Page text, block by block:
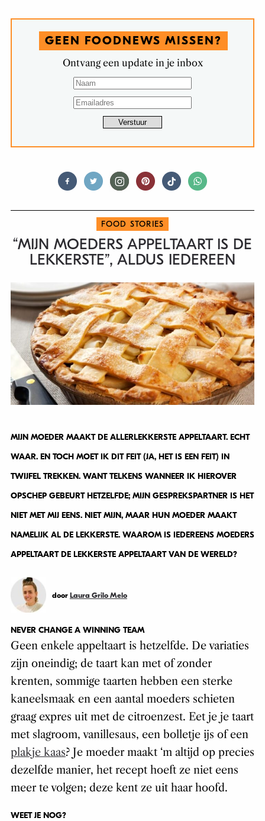
GEEN FOODNEWS MISSEN?
Ontvang een update in je inbox
FOOD STORIES
“MIJN MOEDERS APPELTAART IS DE
LEKKERSTE”, ALDUS IEDEREEN
MIJN MOEDER MAAKT DE ALLERLEKKERSTE APPELTAART. ECHT
WAAR. EN TOCH MOET IK DIT FEIT (JA, HET IS EEN FEIT) IN
TWIJFEL TREKKEN. WANT TELKENS WANNEER IK HIEROVER
OPSCHEP GEBEURT HETZELFDE; MIJN GESPREKSPARTNER IS HET
NIET MET MIJ EENS. NIET MIJN, MAAR HUN MOEDER MAAKT
NAMELIJK AL DE LEKKERSTE. WAAROM IS IEDEREENS MOEDERS
APPELTAART DE LEKKERSTE APPELTAART VAN DE WERELD?
door Laura Grilo Melo
NEVER CHANGE A WINNING TEAM
Geen enkele appeltaart is hetzelfde. De variaties
zijn oneindig; de taart kan met of zonder
krenten, sommige taarten hebben een sterke
kaneelsmaak en een aantal moeders schieten
graag expres uit met de citroenzest. Eet je je taart
met slagroom, vanillesaus, een bolletje ijs of een
plakje kaas? Je moeder maakt ‘m altijd op precies
dezelfde manier, het recept hoeft ze niet eens
meer te volgen; deze kent ze uit haar hoofd.
WEET JE NOG?